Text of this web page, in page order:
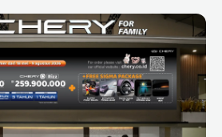
konsumen.